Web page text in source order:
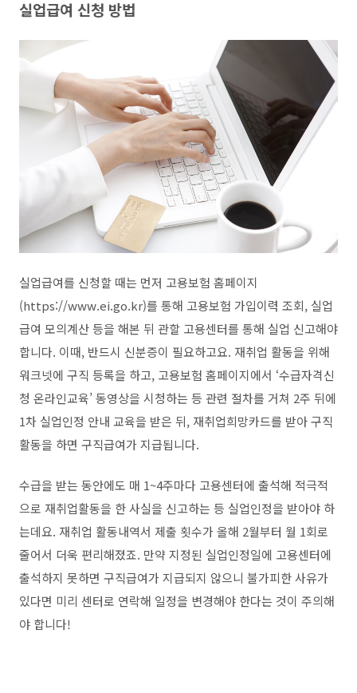
실업급여 신청 방법
실업급여를 신청할 때는 먼저 고용보험 홈페이지
(https://www.ei.go.kr)를 통해 고용보험 가입이력 조회, 실업
급여 모의계산 등을 해본 뒤 관할 고용센터를 통해 실업 신고해야
합니다. 이때, 반드시 신분증이 필요하고요. 재취업 활동을 위해
워크넷에 구직 등록을 하고, 고용보험 홈페이지에서 ‘수급자격신
청 온라인교육’ 동영상을 시청하는 등 관련 절차를 거쳐 2주 뒤에
1차 실업인정 안내 교육을 받은 뒤, 재취업희망카드를 받아 구직
활동을 하면 구직급여가 지급됩니다.
수급을 받는 동안에도 매 1~4주마다 고용센터에 출석해 적극적
으로 재취업활동을 한 사실을 신고하는 등 실업인정을 받아야 하
는데요. 재취업 활동내역서 제출 횟수가 올해 2월부터 월 1회로
줄어서 더욱 편리해졌죠. 만약 지정된 실업인정일에 고용센터에
출석하지 못하면 구직급여가 지급되지 않으니 불가피한 사유가
있다면 미리 센터로 연락해 일정을 변경해야 한다는 것이 주의해
야 합니다!